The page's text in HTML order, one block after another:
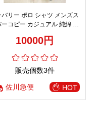
バリー ポロ シャツ メンズス
ーコピー カジュアル 純綿 柔
10000円
販売個数3件
佐川急便 HOT